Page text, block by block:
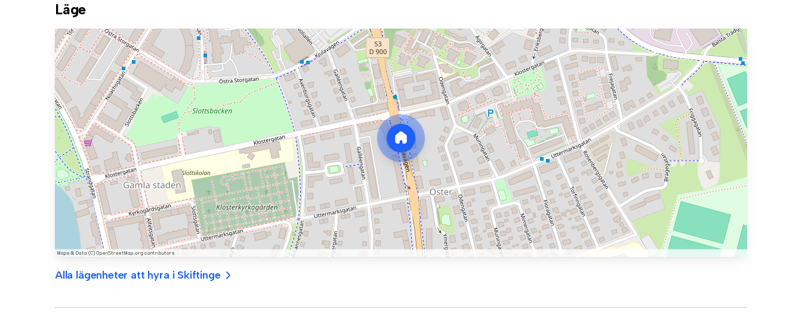
Läge
Alla lägenheter att hyra i Skiftinge